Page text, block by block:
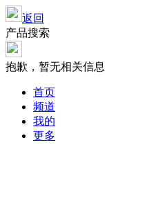
返回
产品搜索
抱歉，暂无相关信息
首页
频道
我的
更多